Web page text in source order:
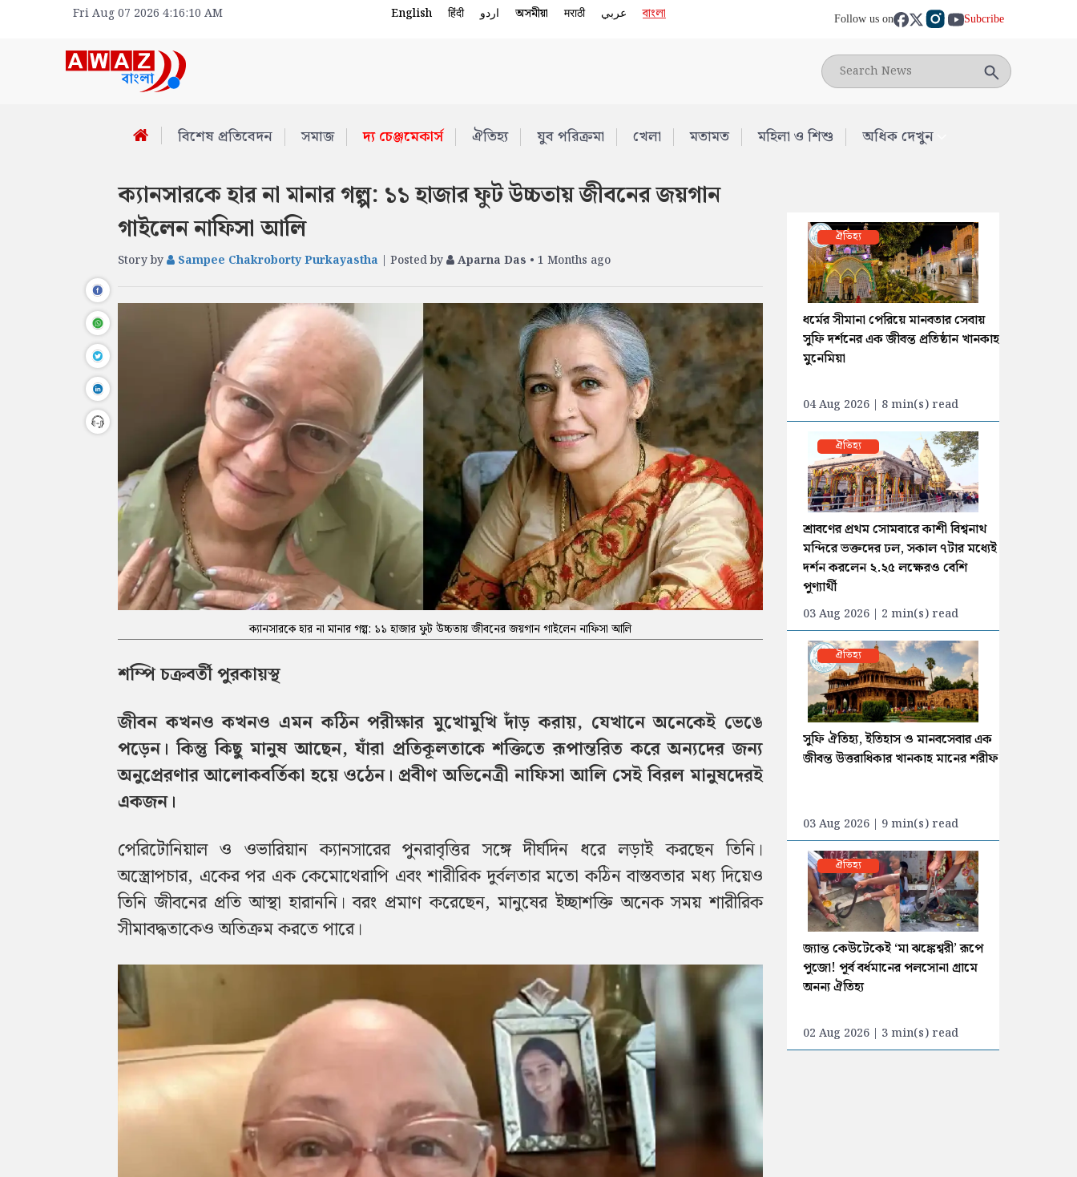
Fri Aug 07 2026 4:16:10 AM English हिंदी اردو অসমীয়া मराठी عربي বাংলা Follow us on Subcribe
বিশেষ প্রতিবেদন সমাজ দ্য চেঞ্জমেকার্স ঐতিহ্য যুব পরিক্রমা খেলা মতামত মহিলা ও শিশু অধিক দেখুন
ক্যানসারকে হার না মানার গল্প: ১১ হাজার ফুট উচ্চতায় জীবনের জয়গান
গাইলেন নাফিসা আলি
Story by Sampee Chakroborty Purkayastha | Posted by Aparna Das • 1 Months ago
ক্যানসারকে হার না মানার গল্প: ১১ হাজার ফুট উচ্চতায় জীবনের জয়গান গাইলেন নাফিসা আলি
শম্পি চক্রবর্তী পুরকায়স্থ
জীবন কখনও কখনও এমন কঠিন পরীক্ষার মুখোমুখি দাঁড় করায়, যেখানে অনেকেই ভেঙে
পড়েন। কিন্তু কিছু মানুষ আছেন, যাঁরা প্রতিকূলতাকে শক্তিতে রূপান্তরিত করে অন্যদের জন্য
অনুপ্রেরণার আলোকবর্তিকা হয়ে ওঠেন। প্রবীণ অভিনেত্রী নাফিসা আলি সেই বিরল মানুষদেরই
একজন।
পেরিটোনিয়াল ও ওভারিয়ান ক্যানসারের পুনরাবৃত্তির সঙ্গে দীর্ঘদিন ধরে লড়াই করছেন তিনি।
অস্ত্রোপচার, একের পর এক কেমোথেরাপি এবং শারীরিক দুর্বলতার মতো কঠিন বাস্তবতার মধ্য দিয়েও
তিনি জীবনের প্রতি আস্থা হারাননি। বরং প্রমাণ করেছেন, মানুষের ইচ্ছাশক্তি অনেক সময় শারীরিক
সীমাবদ্ধতাকেও অতিক্রম করতে পারে।
ঐতিহ্য
ধর্মের সীমানা পেরিয়ে মানবতার সেবায়
সুফি দর্শনের এক জীবন্ত প্রতিষ্ঠান খানকাহ
মুনেমিয়া
04 Aug 2026 | 8 min(s) read
ঐতিহ্য
শ্রাবণের প্রথম সোমবারে কাশী বিশ্বনাথ
মন্দিরে ভক্তদের ঢল, সকাল ৭টার মধ্যেই
দর্শন করলেন ২.২৫ লক্ষেরও বেশি
পুণ্যার্থী
03 Aug 2026 | 2 min(s) read
ঐতিহ্য
সুফি ঐতিহ্য, ইতিহাস ও মানবসেবার এক
জীবন্ত উত্তরাধিকার খানকাহ মানের শরীফ
03 Aug 2026 | 9 min(s) read
ঐতিহ্য
জ্যান্ত কেউটেকেই ‘মা ঝঙ্কেশ্বরী’ রূপে
পুজো! পূর্ব বর্ধমানের পলসোনা গ্রামে
অনন্য ঐতিহ্য
02 Aug 2026 | 3 min(s) read